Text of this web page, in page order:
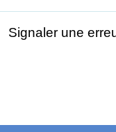
Signaler une